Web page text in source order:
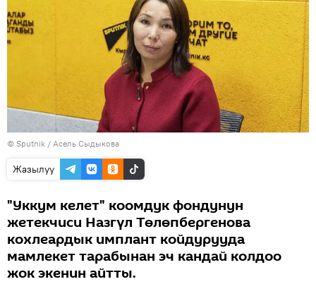
© Sputnik / Асель Сыдыкова
Жазылуу
"Уккум келет" коомдук фондунун
жетекчиси Назгүл Төлөпбергенова
кохлеардык имплант койдурууда
мамлекет тарабынан эч кандай колдоо
жок экенин айтты.